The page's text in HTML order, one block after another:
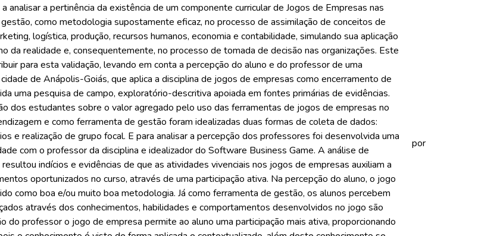
analisar a pertinência da existência de um componente curricular de Jogos de Empresas nas
como metodologia supostamente eficaz, no processo de assimilação de conceitos de
logística, produção, recursos humanos, economia e contabilidade, simulando sua aplicação
da realidade e, consequentemente, no processo de tomada de decisão nas organizações. Este
para esta validação, levando em conta a percepção do aluno e do professor de uma
de Anápolis-Goiás, que aplica a disciplina de jogos de empresas como encerramento de
uma pesquisa de campo, exploratório-descritiva apoiada em fontes primárias de evidências.
dos estudantes sobre o valor agregado pelo uso das ferramentas de jogos de empresas no
e como ferramenta de gestão foram idealizadas duas formas de coleta de dados:
e realização de grupo focal. E para analisar a percepção dos professores foi desenvolvida uma
com o professor da disciplina e idealizador do Software Business Game. A análise de
indícios e evidências de que as atividades vivenciais nos jogos de empresas auxiliam a
oportunizados no curso, através de uma participação ativa. Na percepção do aluno, o jogo
como boa e/ou muito boa metodologia. Já como ferramenta de gestão, os alunos percebem
através dos conhecimentos, habilidades e comportamentos desenvolvidos no jogo são
do professor o jogo de empresa permite ao aluno uma participação mais ativa, proporcionando
por